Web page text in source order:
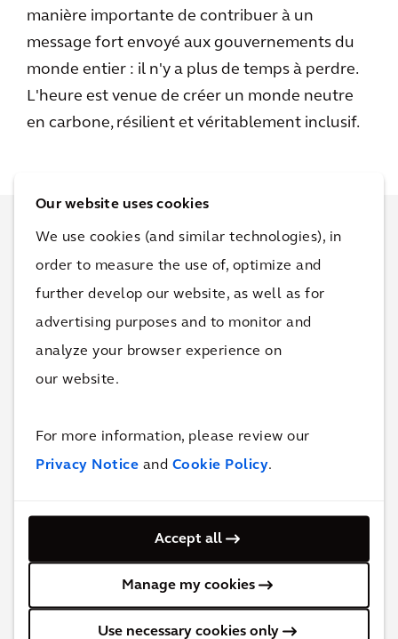
Our website uses cookies
We use cookies (and similar technologies), in
order to measure the use of, optimize and
further develop our website, as well as for
advertising purposes and to monitor and
analyze your browser experience on
our website.
For more information, please review our
Privacy Notice and Cookie Policy.
Accept all
Manage my cookies
Use necessary cookies only
manière importante de contribuer à un
message fort envoyé aux gouvernements du
monde entier : il n'y a plus de temps à perdre.
L'heure est venue de créer un monde neutre
en carbone, résilient et véritablement inclusif.
En savoir plus sur ce
projet
Nous espérons que cette histoire vous a plu.
Nous serions ravis de prendre contact avec